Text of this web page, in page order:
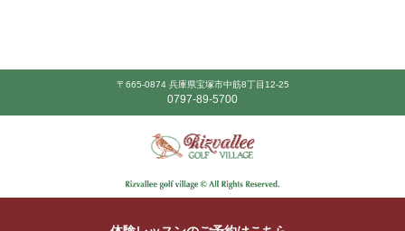
〒665-0874 兵庫県宝塚市中筋8丁目12-25
0797-89-5700